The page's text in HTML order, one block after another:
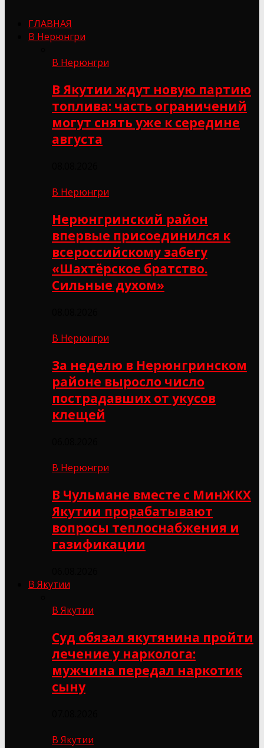
ГЛАВНАЯ
В Нерюнгри
В Нерюнгри
В Якутии ждут новую партию
топлива: часть ограничений
могут снять уже к середине
августа
В Нерюнгри
Нерюнгринский район
впервые присоединился к
всероссийскому забегу
«Шахтёрское братство.
Сильные духом»
В Нерюнгри
За неделю в Нерюнгринском
районе выросло число
пострадавших от укусов
клещей
В Нерюнгри
В Чульмане вместе с МинЖКХ
Якутии прорабатывают
вопросы теплоснабжения и
газификации
В Якутии
В Якутии
Суд обязал якутянина пройти
лечение у нарколога:
мужчина передал наркотик
сыну
В Якутии